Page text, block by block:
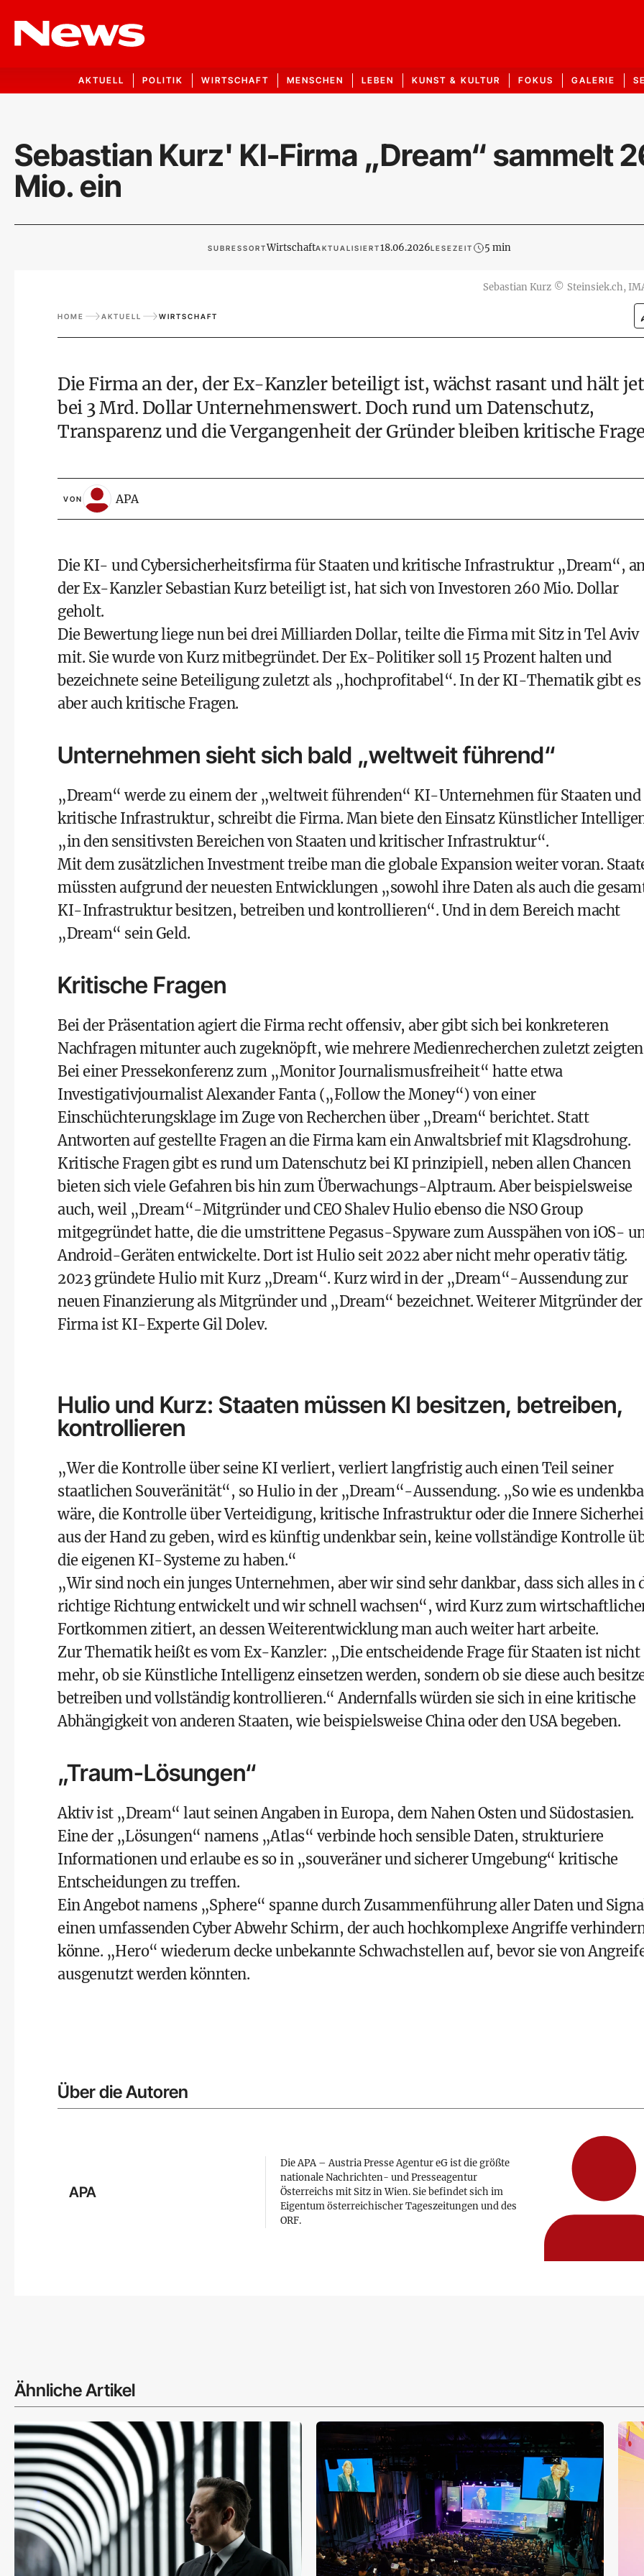
AKTUELL POLITIK WIRTSCHAFT MENSCHEN LEBEN KUNST & KULTUR FOKUS GALERIE
Sebastian Kurz' KI-Firma „Dream“ sammelt
Mio. ein
SUBRESSORTWirtschaftAKTUALISIERT18.06.2026LESEZEIT 5 min
Sebastian Kurz © Steinsiek.ch,
HOME AKTUELL WIRTSCHAFT
Die Firma an der, der Ex-Kanzler beteiligt ist, wächst rasant und hält
bei 3 Mrd. Dollar Unternehmenswert. Doch rund um Datenschutz,
Transparenz und die Vergangenheit der Gründer bleiben kritische
VON APA
Die KI- und Cybersicherheitsfirma für Staaten und kritische Infrastruktur „Dream“,
der Ex-Kanzler Sebastian Kurz beteiligt ist, hat sich von Investoren 260 Mio. Dollar
geholt.
Die Bewertung liege nun bei drei Milliarden Dollar, teilte die Firma mit Sitz in Tel Aviv
mit. Sie wurde von Kurz mitbegründet. Der Ex-Politiker soll 15 Prozent halten und
bezeichnete seine Beteiligung zuletzt als „hochprofitabel“. In der KI-Thematik gibt es
aber auch kritische Fragen.
Unternehmen sieht sich bald „weltweit führend“
„Dream“ werde zu einem der „weltweit führenden“ KI-Unternehmen für Staaten und
kritische Infrastruktur, schreibt die Firma. Man biete den Einsatz Künstlicher
„in den sensitivsten Bereichen von Staaten und kritischer Infrastruktur“.
Mit dem zusätzlichen Investment treibe man die globale Expansion weiter voran.
müssten aufgrund der neuesten Entwicklungen „sowohl ihre Daten als auch die
KI-Infrastruktur besitzen, betreiben und kontrollieren“. Und in dem Bereich macht
„Dream“ sein Geld.
Kritische Fragen
Bei der Präsentation agiert die Firma recht offensiv, aber gibt sich bei konkreteren
Nachfragen mitunter auch zugeknöpft, wie mehrere Medienrecherchen zuletzt
Bei einer Pressekonferenz zum „Monitor Journalismusfreiheit“ hatte etwa
Investigativjournalist Alexander Fanta („Follow the Money“) von einer
Einschüchterungsklage im Zuge von Recherchen über „Dream“ berichtet. Statt
Antworten auf gestellte Fragen an die Firma kam ein Anwaltsbrief mit Klagsdrohung.
Kritische Fragen gibt es rund um Datenschutz bei KI prinzipiell, neben allen Chancen
bieten sich viele Gefahren bis hin zum Überwachungs-Alptraum. Aber beispielsweise
auch, weil „Dream“-Mitgründer und CEO Shalev Hulio ebenso die NSO Group
mitgegründet hatte, die die umstrittene Pegasus-Spyware zum Ausspähen von iOS-
Android-Geräten entwickelte. Dort ist Hulio seit 2022 aber nicht mehr operativ tätig.
2023 gründete Hulio mit Kurz „Dream“. Kurz wird in der „Dream“-Aussendung zur
neuen Finanzierung als Mitgründer und „Dream“ bezeichnet. Weiterer Mitgründer der
Firma ist KI-Experte Gil Dolev.
Hulio und Kurz: Staaten müssen KI besitzen, betreiben,
kontrollieren
„Wer die Kontrolle über seine KI verliert, verliert langfristig auch einen Teil seiner
staatlichen Souveränität“, so Hulio in der „Dream“-Aussendung. „So wie es
wäre, die Kontrolle über Verteidigung, kritische Infrastruktur oder die Innere
aus der Hand zu geben, wird es künftig undenkbar sein, keine vollständige Kontrolle
die eigenen KI-Systeme zu haben.“
„Wir sind noch ein junges Unternehmen, aber wir sind sehr dankbar, dass sich alles in
richtige Richtung entwickelt und wir schnell wachsen“, wird Kurz zum
Fortkommen zitiert, an dessen Weiterentwicklung man auch weiter hart arbeite.
Zur Thematik heißt es vom Ex-Kanzler: „Die entscheidende Frage für Staaten ist nicht
mehr, ob sie Künstliche Intelligenz einsetzen werden, sondern ob sie diese auch
betreiben und vollständig kontrollieren.“ Andernfalls würden sie sich in eine kritische
Abhängigkeit von anderen Staaten, wie beispielsweise China oder den USA begeben.
„Traum-Lösungen“
Aktiv ist „Dream“ laut seinen Angaben in Europa, dem Nahen Osten und Südostasien.
Eine der „Lösungen“ namens „Atlas“ verbinde hoch sensible Daten, strukturiere
Informationen und erlaube es so in „souveräner und sicherer Umgebung“ kritische
Entscheidungen zu treffen.
Ein Angebot namens „Sphere“ spanne durch Zusammenführung aller Daten und
einen umfassenden Cyber Abwehr Schirm, der auch hochkomplexe Angriffe
könne. „Hero“ wiederum decke unbekannte Schwachstellen auf, bevor sie von
ausgenutzt werden könnten.
Über die Autoren
APA
Die APA – Austria Presse Agentur eG ist die größte
nationale Nachrichten- und Presseagentur
Österreichs mit Sitz in Wien. Sie befindet sich im
Eigentum österreichischer Tageszeitungen und des
ORF.
Ähnliche Artikel